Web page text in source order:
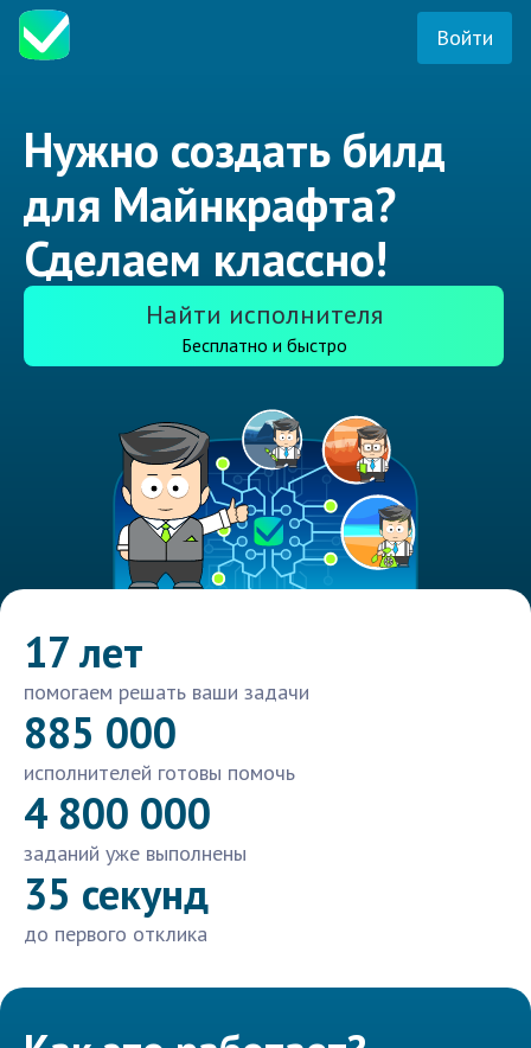
Войти
Нужно создать билд
для Майнкрафта?
Сделаем классно!
Найти исполнителя
Бесплатно и быстро
17 лет
помогаем решать ваши задачи
885 000
исполнителей готовы помочь
4 800 000
заданий уже выполнены
35 секунд
до первого отклика